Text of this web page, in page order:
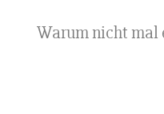
Warum nicht mal